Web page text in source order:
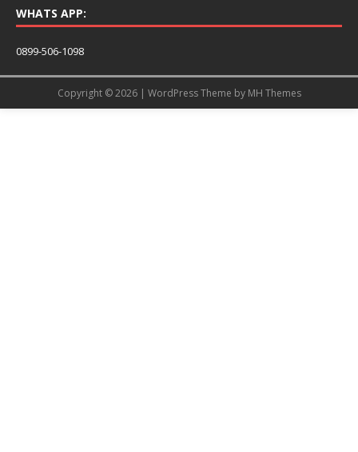
WHATS APP:
0899-506-1098
Copyright © 2026 | WordPress Theme by MH Themes